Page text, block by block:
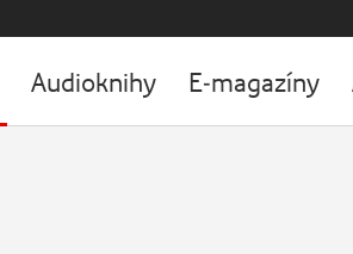
Audioknihy E-magazíny